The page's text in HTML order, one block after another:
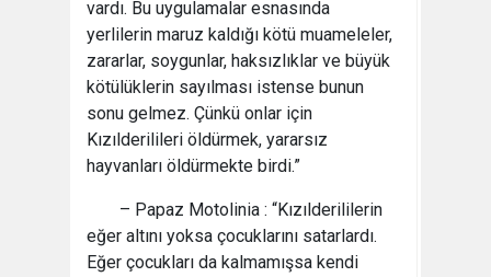
vardı. Bu uygulamalar esnasında
yerlilerin maruz kaldığı kötü muameleler,
zararlar, soygunlar, haksızlıklar ve büyük
kötülüklerin sayılması istense bunun
sonu gelmez. Çünkü onlar için
Kızılderilileri öldürmek, yararsız
hayvanları öldürmekte birdi.”
– Papaz Motolinia : “Kızılderililerin
eğer altını yoksa çocuklarını satarlardı.
Eğer çocukları da kalmamışsa kendi